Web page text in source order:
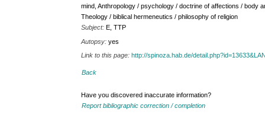
mind, Anthropology / psychology / doctrine of affections / body
Theology / biblical hermeneutics / philosophy of religion
Subject:E, TTP
Autopsy:yes
Link to this page:http://spinoza.hab.de/
Back
Have you discovered inaccurate information?
Report bibliographic correction / completion